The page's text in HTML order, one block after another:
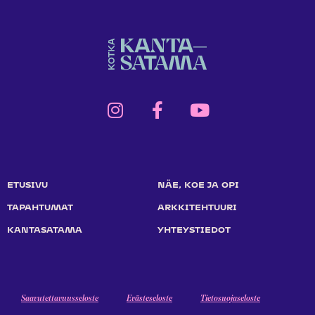
ETUSIVU NÄE, KOE JA OPI
TAPAHTUMAT ARKKITEHTUURI
KANTASATAMA YHTEYSTIEDOT
Saavutettavuusseloste Evästeseloste Tietosuojaseloste